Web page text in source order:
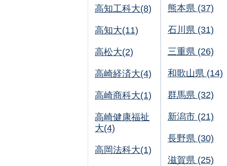
高知工科大(8)
高知大(11)
高松大(2)
高崎経済大(4)
高崎商科大(1)
高崎健康福祉
大(4)
高岡法科大(1)
熊本県 (37)
石川県 (31)
三重県 (26)
和歌山県 (14)
群馬県 (32)
新潟市 (21)
長野県 (30)
滋賀県 (25)